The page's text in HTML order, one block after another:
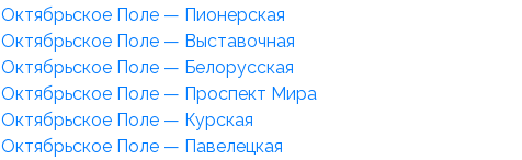
Октябрьское Поле — Пионерская
Октябрьское Поле — Выставочная
Октябрьское Поле — Белорусская
Октябрьское Поле — Проспект Мира
Октябрьское Поле — Курская
Октябрьское Поле — Павелецкая